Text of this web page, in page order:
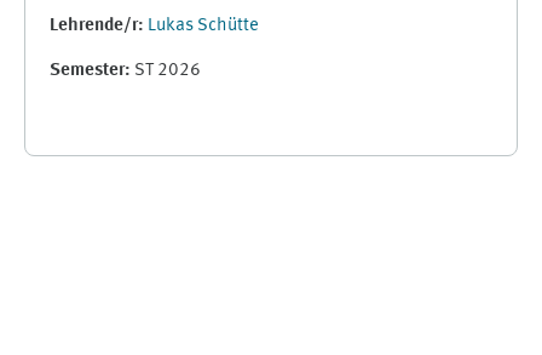
Lehrende/r: Lukas Schütte
Semester: ST 2026